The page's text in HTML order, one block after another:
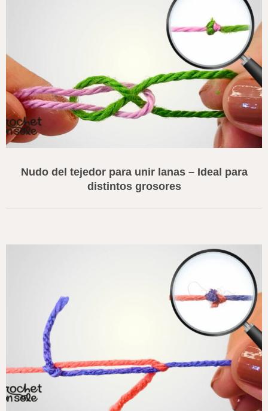
Nudo del tejedor para unir lanas – Ideal para
distintos grosores